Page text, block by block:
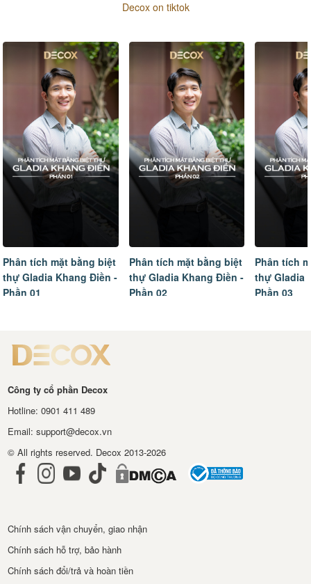
Decox on tiktok
Phân tích mặt bằng biệt
thự Gladia Khang Điền -
Phần 02
Phân tích mặt bằng biệt
thự Gladia Khang Điền -
Phần 03
Tâm sự
ngôi nhà
hoàn thiện
Công ty cổ phần Decox
Hotline: 0901 411 489
Email: support@decox.vn
© All rights reserved. Decox 2013-2026
Chính sách vận chuyển, giao nhận
Chính sách hỗ trợ, bảo hành
Chính sách đổi/trả và hoàn tiền